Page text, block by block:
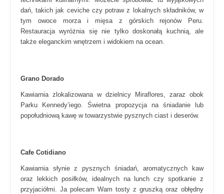
dań, takich jak ceviche czy potraw z lokalnych składników, w
tym owoce morza i mięsa z górskich rejonów Peru.
Restauracja wyróżnia się nie tylko doskonałą kuchnią, ale
także eleganckim wnętrzem i widokiem na ocean.
Grano Dorado
Kawiarnia zlokalizowana w dzielnicy Miraflores, zaraz obok
Parku Kennedy’iego. Świetna propozycja na śniadanie lub
popołudniową kawę w towarzystwie pysznych ciast i deserów.
Cafe Cotidiano
Kawiarnia słynie z pysznych śniadań, aromatycznych kaw
oraz lekkich posiłków, idealnych na lunch czy spotkanie z
przyjaciółmi. Ja polecam Wam tosty z gruszką oraz obłędny